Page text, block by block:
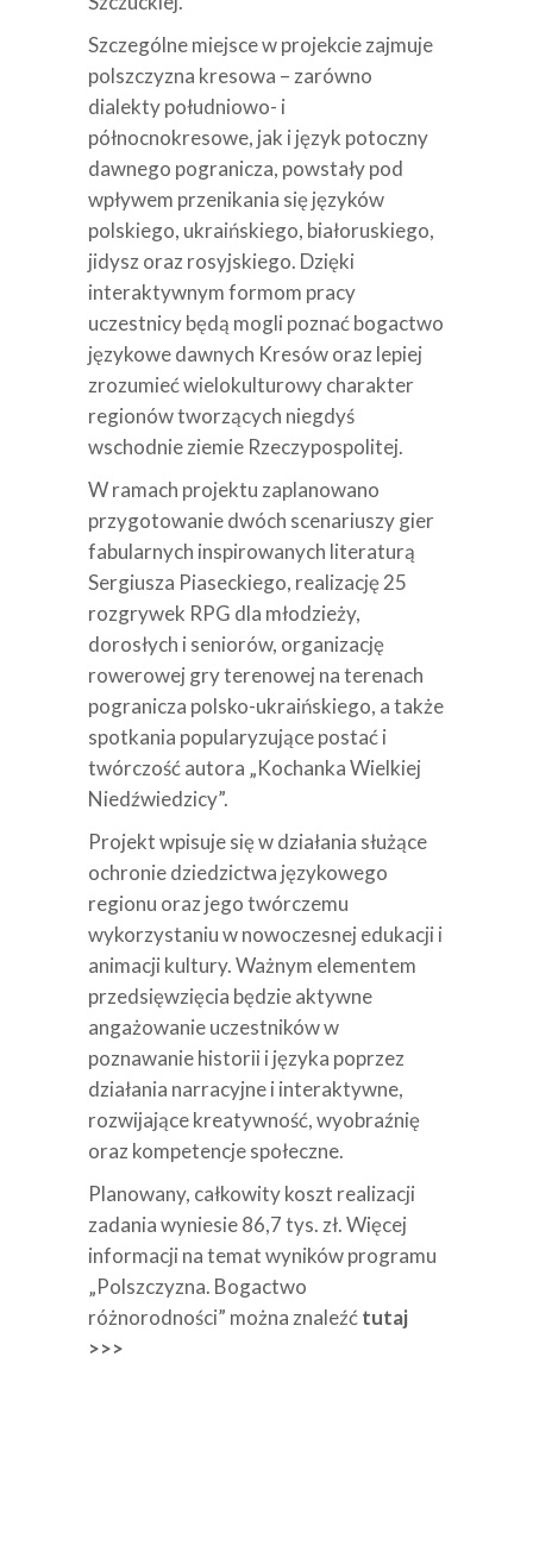
Szczególne miejsce w projekcie zajmuje
polszczyzna kresowa – zarówno
dialekty południowo- i
północnokresowe, jak i język potoczny
dawnego pogranicza, powstały pod
wpływem przenikania się języków
polskiego, ukraińskiego, białoruskiego,
jidysz oraz rosyjskiego. Dzięki
interaktywnym formom pracy
uczestnicy będą mogli poznać bogactwo
językowe dawnych Kresów oraz lepiej
zrozumieć wielokulturowy charakter
regionów tworzących niegdyś
wschodnie ziemie Rzeczypospolitej.
W ramach projektu zaplanowano
przygotowanie dwóch scenariuszy gier
fabularnych inspirowanych literaturą
Sergiusza Piaseckiego, realizację 25
rozgrywek RPG dla młodzieży,
dorosłych i seniorów, organizację
rowerowej gry terenowej na terenach
pogranicza polsko-ukraińskiego, a także
spotkania popularyzujące postać i
twórczość autora „Kochanka Wielkiej
Niedźwiedzicy”.
Projekt wpisuje się w działania służące
ochronie dziedzictwa językowego
regionu oraz jego twórczemu
wykorzystaniu w nowoczesnej edukacji i
animacji kultury. Ważnym elementem
przedsięwzięcia będzie aktywne
angażowanie uczestników w
poznawanie historii i języka poprzez
działania narracyjne i interaktywne,
rozwijające kreatywność, wyobraźnię
oraz kompetencje społeczne.
Planowany, całkowity koszt realizacji
zadania wyniesie 86,7 tys. zł. Więcej
informacji na temat wyników programu
„Polszczyzna. Bogactwo
różnorodności” można znaleźćtutaj
>>>